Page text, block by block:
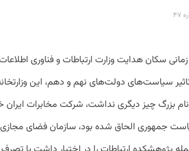
سکان هدایت وزارت ارتباطات و فناوری
سیاست‌های دولت‌های نهم و دهم، این
بزرگ چیز دیگری نداشت، شرکت مخابرات
جمهوری الحاق شده بود، سازمان فضای